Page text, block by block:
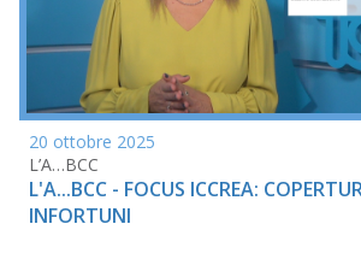
20 ottobre 2025
L’A…BCC
L'A...BCC - FOCUS ICCREA:
INFORTUNI